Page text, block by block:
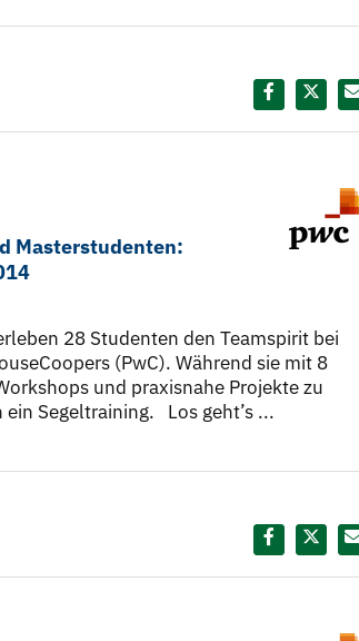
Masterstudenten:
28 Studenten den Teamspirit bei
(PwC). Während sie mit 8
und praxisnahe Projekte zu
Segeltraining. Los geht’s ...